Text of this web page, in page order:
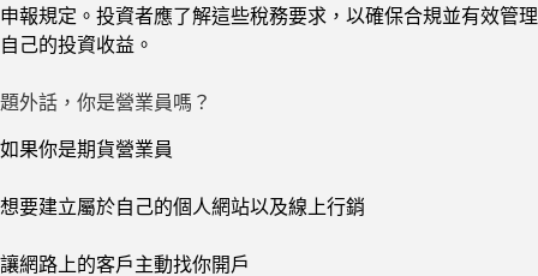
申報規定。投資者應了解這些稅務要求，以確保合規並有效管理
自己的投資收益。
題外話，你是營業員嗎？
如果你是期貨營業員
想要建立屬於自己的個人網站以及線上行銷
讓網路上的客戶主動找你開戶